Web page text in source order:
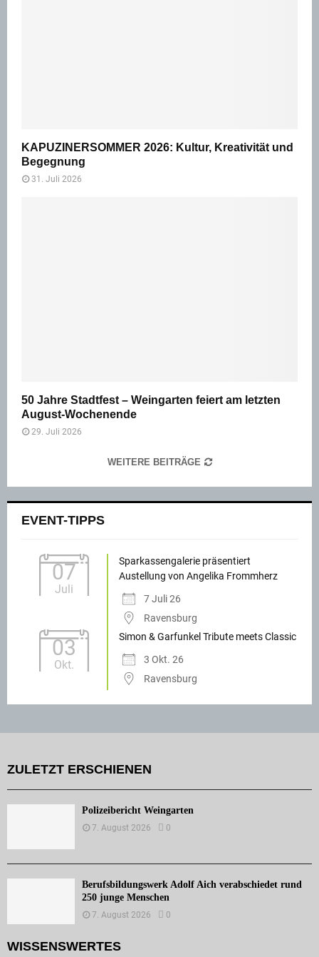
KAPUZINERSOMMER 2026: Kultur, Kreativität und
Begegnung
31. Juli 2026
50 Jahre Stadtfest – Weingarten feiert am letzten
August-Wochenende
29. Juli 2026
WEITERE BEITRÄGE
EVENT-TIPPS
07
Juli
Sparkassengalerie präsentiert
Austellung von Angelika Frommherz
7 Juli 26
Ravensburg
03
Okt.
Simon & Garfunkel Tribute meets Classic
3 Okt. 26
Ravensburg
ZULETZT ERSCHIENEN
Polizeibericht Weingarten
7. August 2026 0
Berufsbildungswerk Adolf Aich verabschiedet rund
250 junge Menschen
7. August 2026 0
WISSENSWERTES